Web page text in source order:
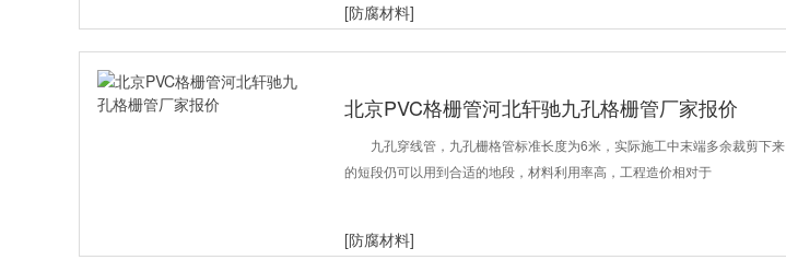
[防腐材料]
北京PVC格栅管河北轩驰九孔格栅管厂家报价
九孔穿线管，九孔栅格管标准长度为6米，实际施工中末端多余裁剪下来
的短段仍可以用到合适的地段，材料利用率高，工程造价相对于
[防腐材料]